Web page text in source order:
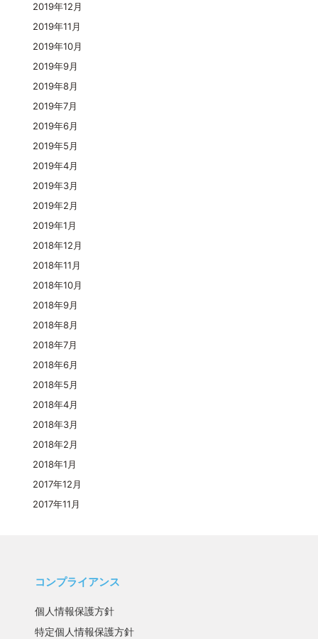
2019年12月
2019年11月
2019年10月
2019年9月
2019年8月
2019年7月
2019年6月
2019年5月
2019年4月
2019年3月
2019年2月
2019年1月
2018年12月
2018年11月
2018年10月
2018年9月
2018年8月
2018年7月
2018年6月
2018年5月
2018年4月
2018年3月
2018年2月
2018年1月
2017年12月
2017年11月
コンプライアンス
個人情報保護方針
特定個人情報保護方針